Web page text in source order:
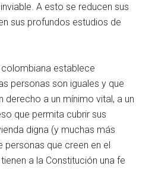
A esto se reducen sus
sus profundos estudios de
establece
personas son iguales y que
derecho a un mínimo vital, a un
que permita cubrir sus
digna (y muchas más
personas que creen en el
a la Constitución una fe